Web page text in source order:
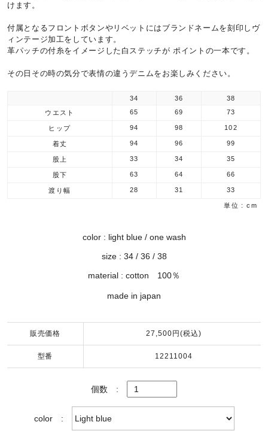
けます。
付属となるフロントボタンやリベットにはブランドネームを刻印しヴ
ィンテージ加工をしています。
革パッチの付糸をイメージした白ステッチが ポイントの一本です。
その日その時の気分で表情の違うデニムをお楽しみください。
34 36
38
ウエスト
65 69 73
ヒップ 94 98 102
着丈 94 96 99
股上 33 34 35
股下 63 64 66
渡り幅 28 31 33
単位 : cm
color : light blue / one wash
size : 34 / 36 / 38
material : cotton 100％
made in japan
販売価格 27,500円(税込)
型番 12211004
個数 :
color: